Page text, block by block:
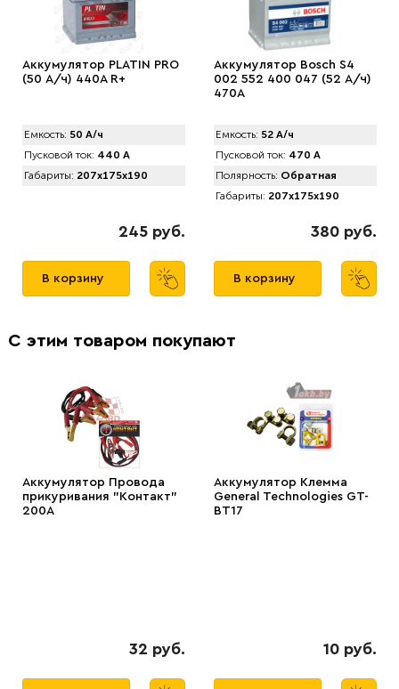
Аккумулятор PLATIN PRO
(50 А/ч) 440A R+
Емкость: 50 А/ч
Пусковой ток: 440 А
Габариты: 207x175x190
245 руб.
В корзину
Аккумулятор Bosch S4
002 552 400 047 (52 А/ч)
470A
Емкость: 52 А/ч
Пусковой ток: 470 А
Полярность: Обратная
Габариты: 207x175x190
380 руб.
В корзину
С этим товаром покупают
Аккумулятор Провода
прикуривания "Контакт"
200А
32 руб.
Аккумулятор Клемма
General Technologies GT-
BT17
10 руб.